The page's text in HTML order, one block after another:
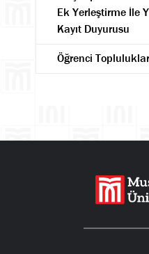
Ek Yerleştirme İle
Kayıt Duyurusu
Öğrenci